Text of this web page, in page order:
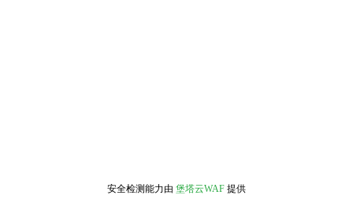
安全检测能力由 堡塔云WAF 提供